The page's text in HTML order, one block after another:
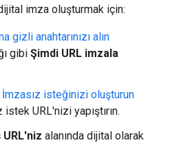
imza oluşturmak için:
gizli anahtarınızı alın
gibi Şimdi URL imzala
İmzasız isteğinizi oluşturun
URL'nizi yapıştırın.
URL'niz alanında dijital olarak